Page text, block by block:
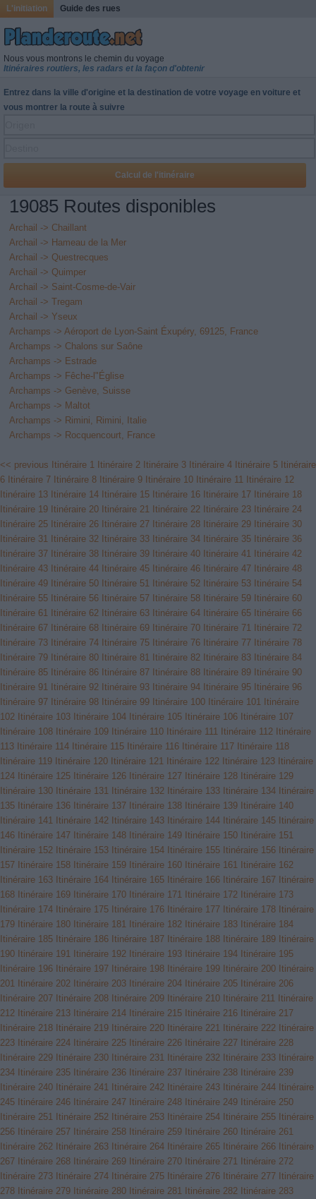
L'initiation Guide des rues
Nous vous montrons le chemin du voyage
Itinéraires routiers, les radars et la façon d'obtenir
Entrez dans la ville d'origine et la destination de votre voyage en voiture et
vous montrer la route à suivre
19085 Routes disponibles
Archail -> Chaillant
Archail -> Hameau de la Mer
Archail -> Questrecques
Archail -> Quimper
Archail -> Saint-Cosme-de-Vair
Archail -> Tregam
Archail -> Yseux
Archamps -> Aéroport de Lyon-Saint Éxupéry, 69125, France
Archamps -> Chalons sur Saône
Archamps -> Estrade
Archamps -> Fêche-l"Église
Archamps -> Genève, Suisse
Archamps -> Maltot
Archamps -> Rimini, Rimini, Italie
Archamps -> Rocquencourt, France
<< previous Itinéraire 1 Itinéraire 2 Itinéraire 3 Itinéraire 4 Itinéraire 5 Itinéraire
6 Itinéraire 7 Itinéraire 8 Itinéraire 9 Itinéraire 10 Itinéraire 11 Itinéraire 12
Itinéraire 13 Itinéraire 14 Itinéraire 15 Itinéraire 16 Itinéraire 17 Itinéraire 18
Itinéraire 19 Itinéraire 20 Itinéraire 21 Itinéraire 22 Itinéraire 23 Itinéraire 24
Itinéraire 25 Itinéraire 26 Itinéraire 27 Itinéraire 28 Itinéraire 29 Itinéraire 30
Itinéraire 31 Itinéraire 32 Itinéraire 33 Itinéraire 34 Itinéraire 35 Itinéraire 36
Itinéraire 37 Itinéraire 38 Itinéraire 39 Itinéraire 40 Itinéraire 41 Itinéraire 42
Itinéraire 43 Itinéraire 44 Itinéraire 45 Itinéraire 46 Itinéraire 47 Itinéraire 48
Itinéraire 49 Itinéraire 50 Itinéraire 51 Itinéraire 52 Itinéraire 53 Itinéraire 54
Itinéraire 55 Itinéraire 56 Itinéraire 57 Itinéraire 58 Itinéraire 59 Itinéraire 60
Itinéraire 61 Itinéraire 62 Itinéraire 63 Itinéraire 64 Itinéraire 65 Itinéraire 66
Itinéraire 67 Itinéraire 68 Itinéraire 69 Itinéraire 70 Itinéraire 71 Itinéraire 72
Itinéraire 73 Itinéraire 74 Itinéraire 75 Itinéraire 76 Itinéraire 77 Itinéraire 78
Itinéraire 79 Itinéraire 80 Itinéraire 81 Itinéraire 82 Itinéraire 83 Itinéraire 84
Itinéraire 85 Itinéraire 86 Itinéraire 87 Itinéraire 88 Itinéraire 89 Itinéraire 90
Itinéraire 91 Itinéraire 92 Itinéraire 93 Itinéraire 94 Itinéraire 95 Itinéraire 96
Itinéraire 97 Itinéraire 98 Itinéraire 99 Itinéraire 100 Itinéraire 101 Itinéraire
102 Itinéraire 103 Itinéraire 104 Itinéraire 105 Itinéraire 106 Itinéraire 107
Itinéraire 108 Itinéraire 109 Itinéraire 110 Itinéraire 111 Itinéraire 112 Itinéraire
113 Itinéraire 114 Itinéraire 115 Itinéraire 116 Itinéraire 117 Itinéraire 118
Itinéraire 119 Itinéraire 120 Itinéraire 121 Itinéraire 122 Itinéraire 123 Itinéraire
124 Itinéraire 125 Itinéraire 126 Itinéraire 127 Itinéraire 128 Itinéraire 129
Itinéraire 130 Itinéraire 131 Itinéraire 132 Itinéraire 133 Itinéraire 134 Itinéraire
135 Itinéraire 136 Itinéraire 137 Itinéraire 138 Itinéraire 139 Itinéraire 140
Itinéraire 141 Itinéraire 142 Itinéraire 143 Itinéraire 144 Itinéraire 145 Itinéraire
146 Itinéraire 147 Itinéraire 148 Itinéraire 149 Itinéraire 150 Itinéraire 151
Itinéraire 152 Itinéraire 153 Itinéraire 154 Itinéraire 155 Itinéraire 156 Itinéraire
157 Itinéraire 158 Itinéraire 159 Itinéraire 160 Itinéraire 161 Itinéraire 162
Itinéraire 163 Itinéraire 164 Itinéraire 165 Itinéraire 166 Itinéraire 167 Itinéraire
168 Itinéraire 169 Itinéraire 170 Itinéraire 171 Itinéraire 172 Itinéraire 173
Itinéraire 174 Itinéraire 175 Itinéraire 176 Itinéraire 177 Itinéraire 178 Itinéraire
179 Itinéraire 180 Itinéraire 181 Itinéraire 182 Itinéraire 183 Itinéraire 184
Itinéraire 185 Itinéraire 186 Itinéraire 187 Itinéraire 188 Itinéraire 189 Itinéraire
190 Itinéraire 191 Itinéraire 192 Itinéraire 193 Itinéraire 194 Itinéraire 195
Itinéraire 196 Itinéraire 197 Itinéraire 198 Itinéraire 199 Itinéraire 200 Itinéraire
201 Itinéraire 202 Itinéraire 203 Itinéraire 204 Itinéraire 205 Itinéraire 206
Itinéraire 207 Itinéraire 208 Itinéraire 209 Itinéraire 210 Itinéraire 211 Itinéraire
212 Itinéraire 213 Itinéraire 214 Itinéraire 215 Itinéraire 216 Itinéraire 217
Itinéraire 218 Itinéraire 219 Itinéraire 220 Itinéraire 221 Itinéraire 222 Itinéraire
223 Itinéraire 224 Itinéraire 225 Itinéraire 226 Itinéraire 227 Itinéraire 228
Itinéraire 229 Itinéraire 230 Itinéraire 231 Itinéraire 232 Itinéraire 233 Itinéraire
234 Itinéraire 235 Itinéraire 236 Itinéraire 237 Itinéraire 238 Itinéraire 239
Itinéraire 240 Itinéraire 241 Itinéraire 242 Itinéraire 243 Itinéraire 244 Itinéraire
245 Itinéraire 246 Itinéraire 247 Itinéraire 248 Itinéraire 249 Itinéraire 250
Itinéraire 251 Itinéraire 252 Itinéraire 253 Itinéraire 254 Itinéraire 255 Itinéraire
256 Itinéraire 257 Itinéraire 258 Itinéraire 259 Itinéraire 260 Itinéraire 261
Itinéraire 262 Itinéraire 263 Itinéraire 264 Itinéraire 265 Itinéraire 266 Itinéraire
267 Itinéraire 268 Itinéraire 269 Itinéraire 270 Itinéraire 271 Itinéraire 272
Itinéraire 273 Itinéraire 274 Itinéraire 275 Itinéraire 276 Itinéraire 277 Itinéraire
278 Itinéraire 279 Itinéraire 280 Itinéraire 281 Itinéraire 282 Itinéraire 283